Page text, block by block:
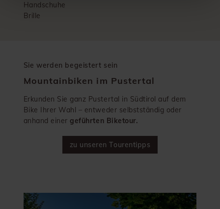
Handschuhe
Brille
Sie werden begeistert sein
Mountainbiken im Pustertal
Erkunden Sie ganz Pustertal in Südtirol auf dem
Bike Ihrer Wahl – entweder selbstständig oder
anhand einer geführten Biketour.
zu unseren Tourentipps